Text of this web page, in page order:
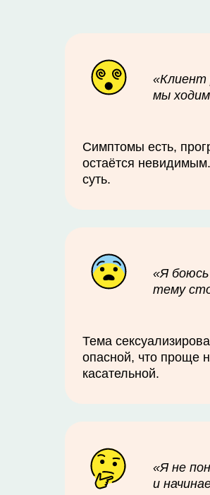
«Я не
и
Тема
опасной, что проще
касательной.
«Я
тему
Симптомы есть,
остаётся
суть.
«Клиент
мы ходим